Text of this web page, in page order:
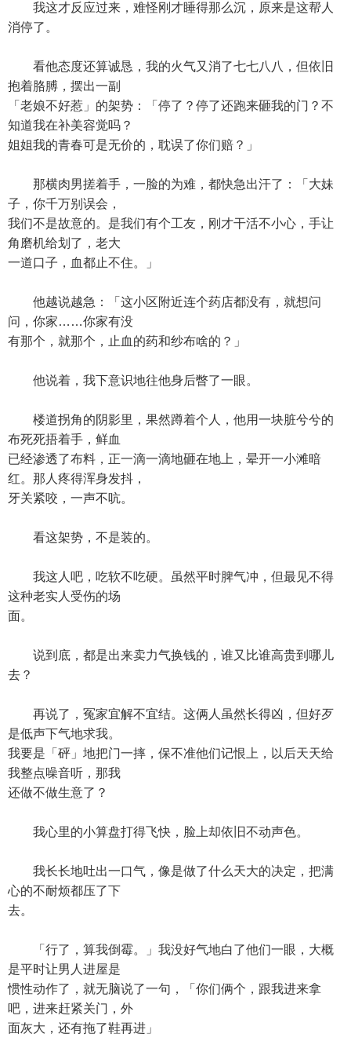
我这才反应过来，难怪刚才睡得那么沉，原来是这帮人
消停了。
看他态度还算诚恳，我的火气又消了七七八八，但依旧
抱着胳膊，摆出一副
「老娘不好惹」的架势：「停了？停了还跑来砸我的门？不
知道我在补美容觉吗？
姐姐我的青春可是无价的，耽误了你们赔？」
那横肉男搓着手，一脸的为难，都快急出汗了：「大妹
子，你千万别误会，
我们不是故意的。是我们有个工友，刚才干活不小心，手让
角磨机给划了，老大
一道口子，血都止不住。」
他越说越急：「这小区附近连个药店都没有，就想问
问，你家……你家有没
有那个，就那个，止血的药和纱布啥的？」
他说着，我下意识地往他身后瞥了一眼。
楼道拐角的阴影里，果然蹲着个人，他用一块脏兮兮的
布死死捂着手，鲜血
已经渗透了布料，正一滴一滴地砸在地上，晕开一小滩暗
红。那人疼得浑身发抖，
牙关紧咬，一声不吭。
看这架势，不是装的。
我这人吧，吃软不吃硬。虽然平时脾气冲，但最见不得
这种老实人受伤的场
面。
说到底，都是出来卖力气换钱的，谁又比谁高贵到哪儿
去？
再说了，冤家宜解不宜结。这俩人虽然长得凶，但好歹
是低声下气地求我。
我要是「砰」地把门一摔，保不准他们记恨上，以后天天给
我整点噪音听，那我
还做不做生意了？
我心里的小算盘打得飞快，脸上却依旧不动声色。
我长长地吐出一口气，像是做了什么天大的决定，把满
心的不耐烦都压了下
去。
「行了，算我倒霉。」我没好气地白了他们一眼，大概
是平时让男人进屋是
惯性动作了，就无脑说了一句，「你们俩个，跟我进来拿
吧，进来赶紧关门，外
面灰大，还有拖了鞋再进」